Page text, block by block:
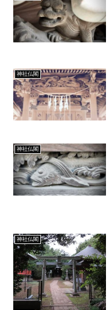
神社仏閣
神社仏閣
神社仏閣